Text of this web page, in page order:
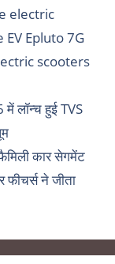
electric
EV Epluto 7G
scooters
लॉन्च हुई TVS
कार सेगमेंट
ने जीता